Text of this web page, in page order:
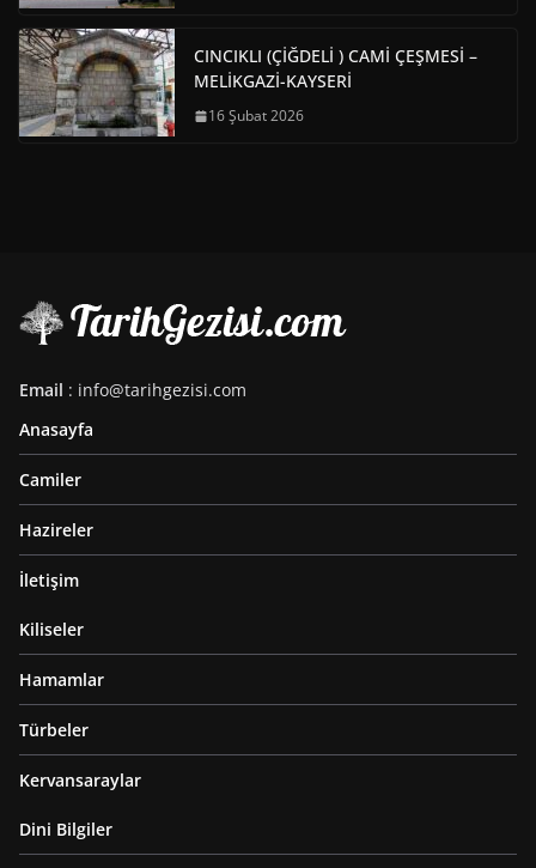
CINCIKLI (ÇİĞDELİ ) CAMİ ÇEŞMESİ –
MELİKGAZİ-KAYSERİ
16 Şubat 2026
Email : info@tarihgezisi.com
Anasayfa
Camiler
Hazireler
İletişim
Kiliseler
Hamamlar
Türbeler
Kervansaraylar
Dini Bilgiler